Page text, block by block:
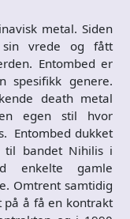
metal. Siden
vrede og fått
Entombed er
spesifikk genere.
death metal
egen stil hvor
Entombed dukket
til bandet Nihilis i
enkelte gamle
Omtrent samtidig
på å få en kontrakt